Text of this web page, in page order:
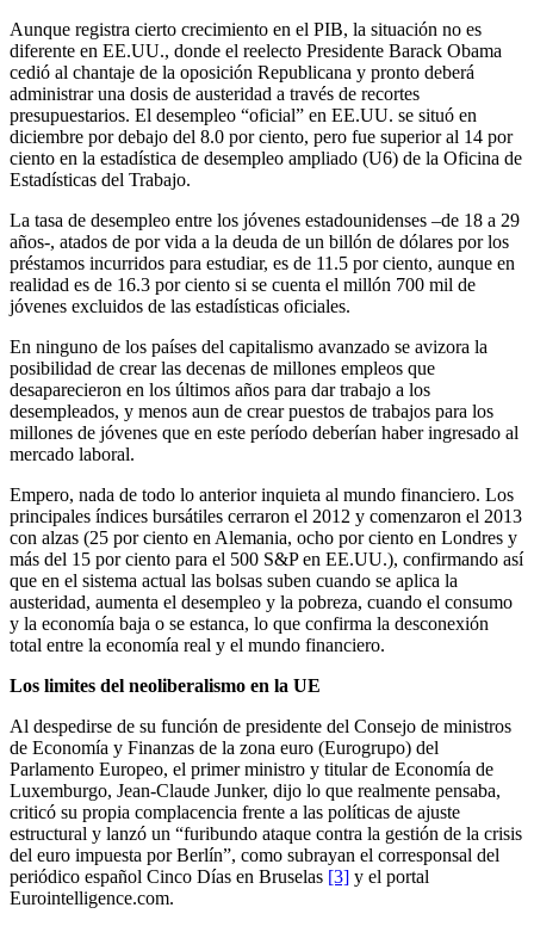
Aunque registra cierto crecimiento en el PIB, la situación no es
diferente en EE.UU., donde el reelecto Presidente Barack Obama
cedió al chantaje de la oposición Republicana y pronto deberá
administrar una dosis de austeridad a través de recortes
presupuestarios. El desempleo “oficial” en EE.UU. se situó en
diciembre por debajo del 8.0 por ciento, pero fue superior al 14 por
ciento en la estadística de desempleo ampliado (U6) de la Oficina de
Estadísticas del Trabajo.
La tasa de desempleo entre los jóvenes estadounidenses –de 18 a 29
años-, atados de por vida a la deuda de un billón de dólares por los
préstamos incurridos para estudiar, es de 11.5 por ciento, aunque en
realidad es de 16.3 por ciento si se cuenta el millón 700 mil de
jóvenes excluidos de las estadísticas oficiales.
En ninguno de los países del capitalismo avanzado se avizora la
posibilidad de crear las decenas de millones empleos que
desaparecieron en los últimos años para dar trabajo a los
desempleados, y menos aun de crear puestos de trabajos para los
millones de jóvenes que en este período deberían haber ingresado al
mercado laboral.
Empero, nada de todo lo anterior inquieta al mundo financiero. Los
principales índices bursátiles cerraron el 2012 y comenzaron el 2013
con alzas (25 por ciento en Alemania, ocho por ciento en Londres y
más del 15 por ciento para el 500 S&P en EE.UU.), confirmando así
que en el sistema actual las bolsas suben cuando se aplica la
austeridad, aumenta el desempleo y la pobreza, cuando el consumo
y la economía baja o se estanca, lo que confirma la desconexión
total entre la economía real y el mundo financiero.
Los limites del neoliberalismo en la UE
Al despedirse de su función de presidente del Consejo de ministros
de Economía y Finanzas de la zona euro (Eurogrupo) del
Parlamento Europeo, el primer ministro y titular de Economía de
Luxemburgo, Jean-Claude Junker, dijo lo que realmente pensaba,
criticó su propia complacencia frente a las políticas de ajuste
estructural y lanzó un “furibundo ataque contra la gestión de la crisis
del euro impuesta por Berlín”, como subrayan el corresponsal del
periódico español Cinco Días en Bruselas [3] y el portal
Eurointelligence.com.